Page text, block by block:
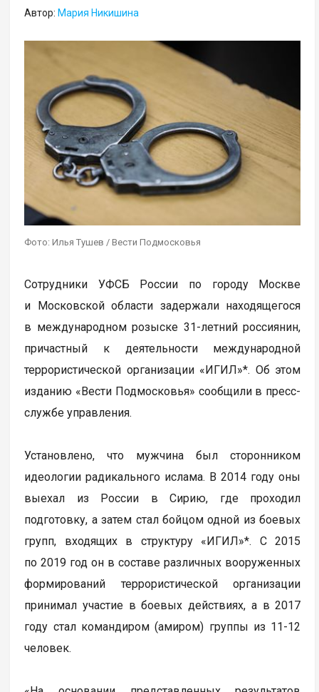
Автор: Мария Никишина
Фото: Илья Тушев / Вести Подмосковья
Сотрудники УФСБ России по городу Москве
и Московской области задержали находящегося
в международном розыске 31-летний россиянин,
причастный к деятельности международной
террористической организации «ИГИЛ»*. Об этом
изданию «Вести Подмосковья» сообщили в пресс-
службе управления.
Установлено, что мужчина был сторонником
идеологии радикального ислама. В 2014 году оны
выехал из России в Сирию, где проходил
подготовку, а затем стал бойцом одной из боевых
групп, входящих в структуру «ИГИЛ»*. С 2015
по 2019 год он в составе различных вооруженных
формирований террористической организации
принимал участие в боевых действиях, а в 2017
году стал командиром (амиром) группы из 11-12
человек.